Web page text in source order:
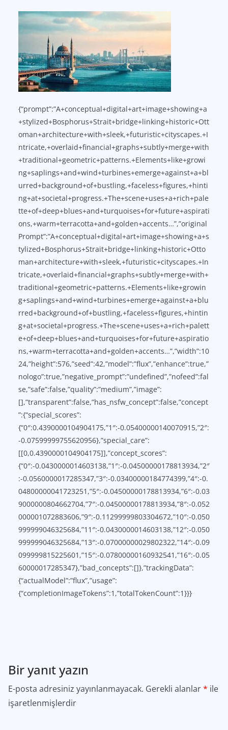
{“prompt”:”A+conceptual+digital+art+image+showing+a
+stylized+Bosphorus+Strait+bridge+linking+historic+Ott
oman+architecture+with+sleek,+futuristic+cityscapes.+I
ntricate,+overlaid+financial+graphs+subtly+merge+with
+traditional+geometric+patterns.+Elements+like+growi
ng+saplings+and+wind+turbines+emerge+against+a+bl
urred+background+of+bustling,+faceless+figures,+hinti
ng+at+societal+progress.+The+scene+uses+a+rich+pale
tte+of+deep+blues+and+turquoises+for+future+aspirati
ons,+warm+terracotta+and+golden+accents…”,”original
Prompt”:”A+conceptual+digital+art+image+showing+a+s
tylized+Bosphorus+Strait+bridge+linking+historic+Otto
man+architecture+with+sleek,+futuristic+cityscapes.+In
tricate,+overlaid+financial+graphs+subtly+merge+with+
traditional+geometric+patterns.+Elements+like+growin
g+saplings+and+wind+turbines+emerge+against+a+blu
rred+background+of+bustling,+faceless+figures,+hintin
g+at+societal+progress.+The+scene+uses+a+rich+palett
e+of+deep+blues+and+turquoises+for+future+aspiratio
ns,+warm+terracotta+and+golden+accents…”,”width”:10
24,”height”:576,”seed”:42,”model”:”flux”,”enhance”:true,”
nologo”:true,”negative_prompt”:”undefined”,”nofeed”:fal
se,”safe”:false,”quality”:”medium”,”image”:
[],”transparent”:false,”has_nsfw_concept”:false,”concept
”:{“special_scores”:
{“0″:0.4390000104904175,”1″:-0.05400000140070915,”2″:
-0.07599999755620956},”special_care”:
[[0,0.4390000104904175]],”concept_scores”:
{“0″:-0.0430000014603138,”1″:-0.04500000178813934,”2″
:-0.0560000017285347,”3″:-0.03400000184774399,”4″:-0.
04800000041723251,”5″:-0.04500000178813934,”6″:-0.03
9000000804662704,”7″:-0.04500000178813934,”8″:-0.052
000001072883606,”9″:-0.11299999803304672,”10″:-0.050
999999046325684,”11″:-0.0430000014603138,”12″:-0.050
999999046325684,”13″:-0.07000000029802322,”14″:-0.09
099999815225601,”15″:-0.07800000160932541,”16″:-0.05
60000017285347},”bad_concepts”:[]},”trackingData”:
{“actualModel”:”flux”,”usage”:
{“completionImageTokens”:1,”totalTokenCount”:1}}}
Bir yanıt yazın
E-posta adresiniz yayınlanmayacak. Gerekli alanlar* ile
işaretlenmişlerdir